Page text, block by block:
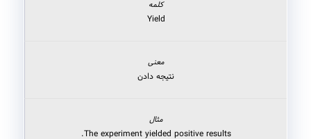
Yield
نتیجه دادن
The experiment yielded positive results.